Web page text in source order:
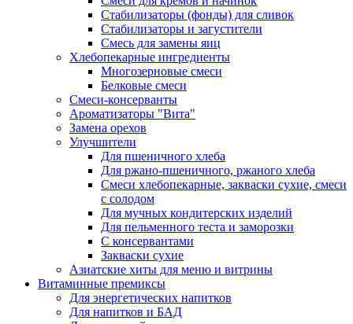
Стабилизаторы (фонды) для сливок
Стабилизаторы и загустители
Смесь для замены яиц
Хлебопекарные ингредиенты
Многозерновые смеси
Белковые смеси
Смеси-консерванты
Ароматизаторы "Вита"
Замена орехов
Улучшители
Для пшеничного хлеба
Для ржано-пшеничного, ржаного хлеба
Смеси хлебопекарные, закваски сухие, смеси
с солодом
Для мучных кондитерских изделий
Для пельменного теста и заморозки
С консервантами
Закваски сухие
Азиатские хиты для меню и витрины
Витаминные премиксы
Для энергетических напитков
Для напитков и БАД